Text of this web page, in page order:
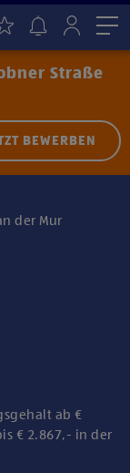
Straße
BEWERBEN
der Mur
ab €
€ 2.867,- in der